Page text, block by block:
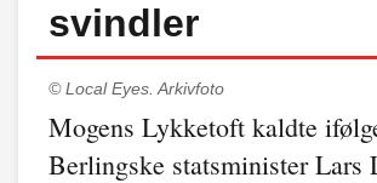
svindler
© Local Eyes. Arkivfoto
Mogens Lykketoft kaldte
Berlingske statsminister Lars